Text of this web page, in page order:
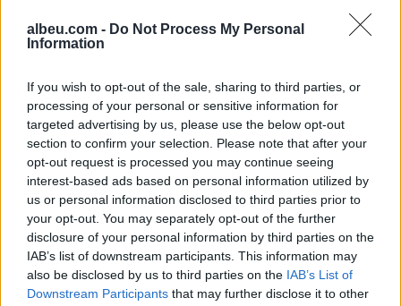
albeu.com - Do Not Process My Personal
Information
If you wish to opt-out of the sale, sharing to third parties, or
processing of your personal or sensitive information for
targeted advertising by us, please use the below opt-out
section to confirm your selection. Please note that after your
opt-out request is processed you may continue seeing
interest-based ads based on personal information utilized by
us or personal information disclosed to third parties prior to
your opt-out. You may separately opt-out of the further
disclosure of your personal information by third parties on the
IAB’s list of downstream participants. This information may
also be disclosed by us to third parties on the IAB’s List of
Downstream Participants that may further disclose it to other
vëmendjen te dy opsione
të tjera
e 72,000 emigrantëve në
dy ditë ndez përplasjet
Raportohen 25 vatra zjarri
në 12 orë, 10 mbeten
aktive dhe ndërhyrjet
vijojnë nga toka e ajri
Profesori i Kembrixhit
largohet nga detyra pas
akuzave për plagjiaturë
dhe pasaktësi akademike